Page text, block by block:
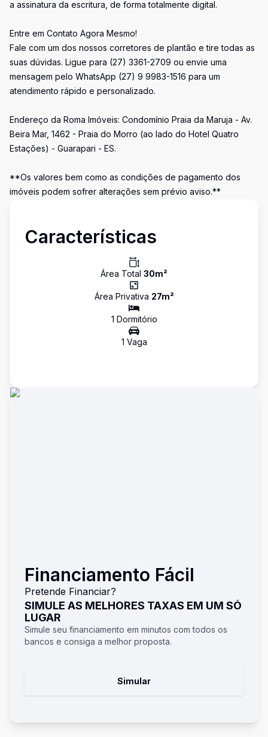
a assinatura da escritura, de forma totalmente digital.
Entre em Contato Agora Mesmo!
Fale com um dos nossos corretores de plantão e tire todas as
suas dúvidas. Ligue para (27) 3361-2709 ou envie uma
mensagem pelo WhatsApp (27) 9 9983-1516 para um
atendimento rápido e personalizado.
Endereço da Roma Imóveis: Condomínio Praia da Maruja - Av.
Beira Mar, 1462 - Praia do Morro (ao lado do Hotel Quatro
Estações) - Guarapari - ES.
**Os valores bem como as condições de pagamento dos
imóveis podem sofrer alterações sem prévio aviso.**
Características
Área Total 30m²
Área Privativa 27m²
1 Dormitório
1 Vaga
Financiamento Fácil
Pretende Financiar?
SIMULE AS MELHORES TAXAS EM UM SÓ
LUGAR
Simule seu financiamento em minutos com todos os
bancos e consiga a melhor proposta.
Simular